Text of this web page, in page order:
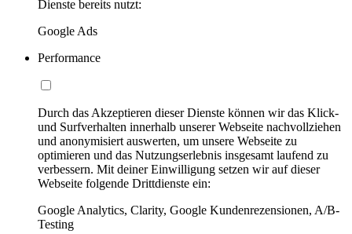
Dienste bereits nutzt:
Google Ads
Performance
Durch das Akzeptieren dieser Dienste können wir das Klick-
und Surfverhalten innerhalb unserer Webseite nachvollziehen
und anonymisiert auswerten, um unsere Webseite zu
optimieren und das Nutzungserlebnis insgesamt laufend zu
verbessern. Mit deiner Einwilligung setzen wir auf dieser
Webseite folgende Drittdienste ein:
Google Analytics, Clarity, Google Kundenrezensionen, A/B-
Testing